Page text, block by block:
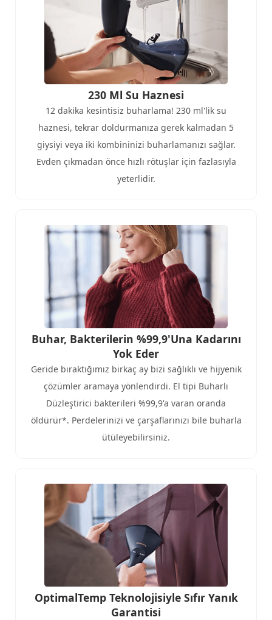
230 Ml Su Haznesi
12 dakika kesintisiz buharlama! 230 ml'lik su
haznesi, tekrar doldurmanıza gerek kalmadan 5
giysiyi veya iki kombininizi buharlamanızı sağlar.
Evden çıkmadan önce hızlı rötuşlar için fazlasıyla
yeterlidir.
Buhar, Bakterilerin %99,9'una Kadarını
Yok Eder
Geride bıraktığımız birkaç ay bizi sağlıklı ve hijyenik
çözümler aramaya yönlendirdi. El tipi Buharlı
Düzleştirici bakterileri %99,9'a varan oranda
öldürür*. Perdelerinizi ve çarşaflarınızı bile buharla
ütüleyebilirsiniz.
OptimalTemp Teknolojisiyle Sıfır Yanık
Garantisi